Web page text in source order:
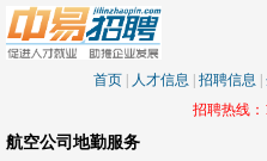
首页
人才信息 招聘信息
招聘热线：
航空公司地勤服务